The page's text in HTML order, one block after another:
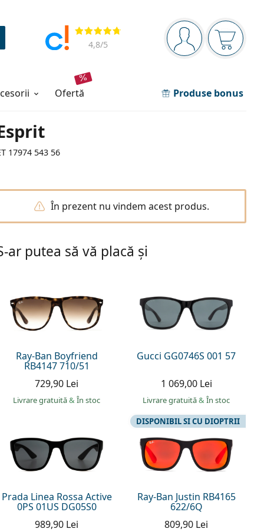
Panou de navigare
Sunteți logat
Coșul
Opinii
4,8/5
ofertă Produse bonus
17974 543 56
În prezent nu vindem acest produs.
ar putea să vă placă și
Ray-Ban Boyfriend
RB4147 710/51
729,90 Lei
Livrare gratuită& În stoc
Gucci GG0746S 001 57
1 069,00 Lei
Livrare gratuită& În stoc
Prada Linea Rossa Active
0PS 01US DG05S0
989,90 Lei
Ray-Ban Justin RB4165
622/6Q
DISPONIBIL SI CU DIOPTRII
809,90 Lei